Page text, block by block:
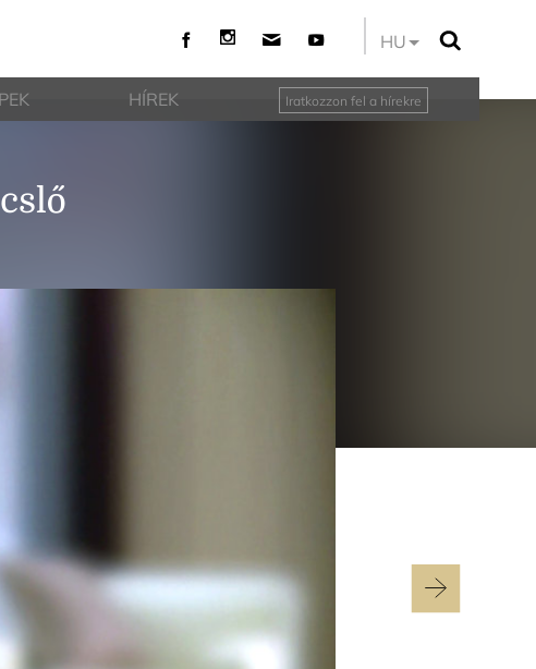
HU
HÍREK Iratkozzon fel a hírekre